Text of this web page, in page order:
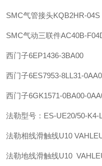
SMC气管接头KQB2HR-04S
SMC气动三联件AC40B-
西门子6EP1436-3BA00
西门子6ES7953-8LL31-0AA0
西门子6GK1571-0BA00-
法勒型号：ES-UE20/50-K4-
法勒相线滑触线U10 VAHLE
法勒地线滑触线U10 VAHLE